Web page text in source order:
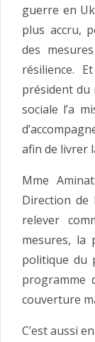
guerre en
plus accru,
des
résilience.
président du
sociale l’a
afin de livrer
Mme
Direction de
relever
mesures, la
politique du
programme
couverture
C’est aussi